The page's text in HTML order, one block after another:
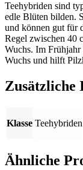
Teehybriden sind
edle Blüten bilden.
und können gut für
Regel zwischen 40
Wuchs. Im Frühjahr
Wuchs und hilft
Zusätzliche
Klasse Teehybriden
Ähnliche